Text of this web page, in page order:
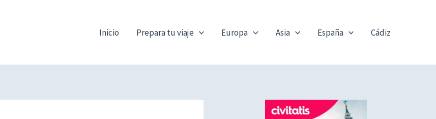
Inicio Prepara tu viaje Europa Asia España Cádiz